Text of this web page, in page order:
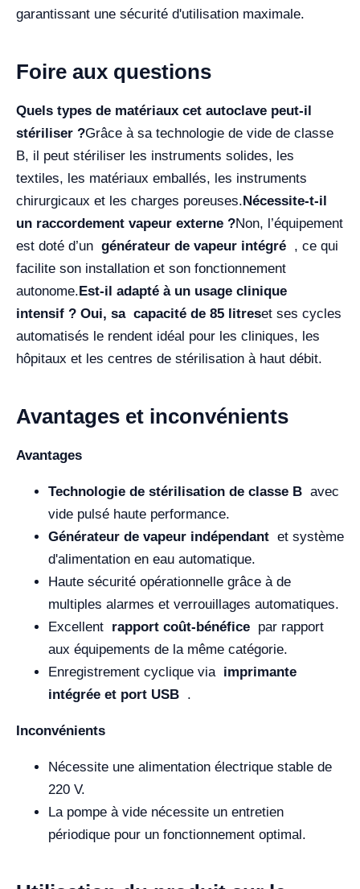
garantissant une sécurité d'utilisation maximale.
Foire aux questions
Quels types de matériaux cet autoclave peut-il
stériliser ?Grâce à sa technologie de vide de classe
B, il peut stériliser les instruments solides, les
textiles, les matériaux emballés, les instruments
chirurgicaux et les charges poreuses.Nécessite-t-il
un raccordement vapeur externe ?Non, l’équipement
est doté d’un générateur de vapeur intégré , ce qui
facilite son installation et son fonctionnement
autonome.Est-il adapté à un usage clinique
intensif ? Oui, sa capacité de 85 litreset ses cycles
automatisés le rendent idéal pour les cliniques, les
hôpitaux et les centres de stérilisation à haut débit.
Avantages et inconvénients
Avantages
Technologie de stérilisation de classe B avec
vide pulsé haute performance.
Générateur de vapeur indépendant et système
d'alimentation en eau automatique.
Haute sécurité opérationnelle grâce à de
multiples alarmes et verrouillages automatiques.
Excellent rapport coût-bénéfice par rapport
aux équipements de la même catégorie.
Enregistrement cyclique via imprimante
intégrée et port USB .
Inconvénients
Nécessite une alimentation électrique stable de
220 V.
La pompe à vide nécessite un entretien
périodique pour un fonctionnement optimal.